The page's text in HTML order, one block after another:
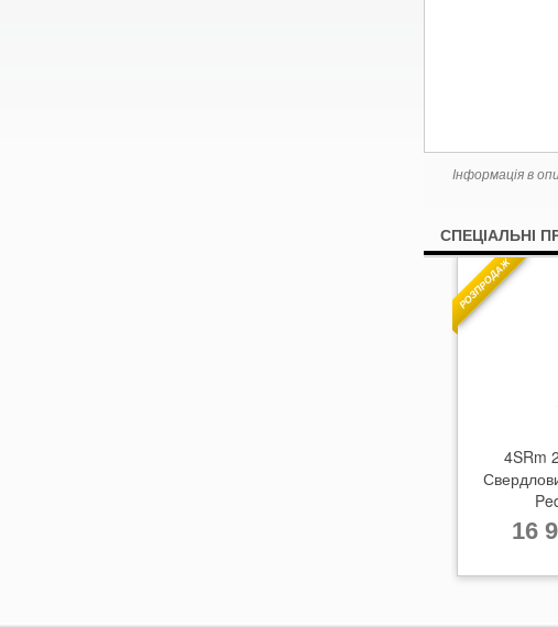
Інформація в
СПЕЦІАЛЬНІ
РОЗПРОДАЖ
4SRm
16